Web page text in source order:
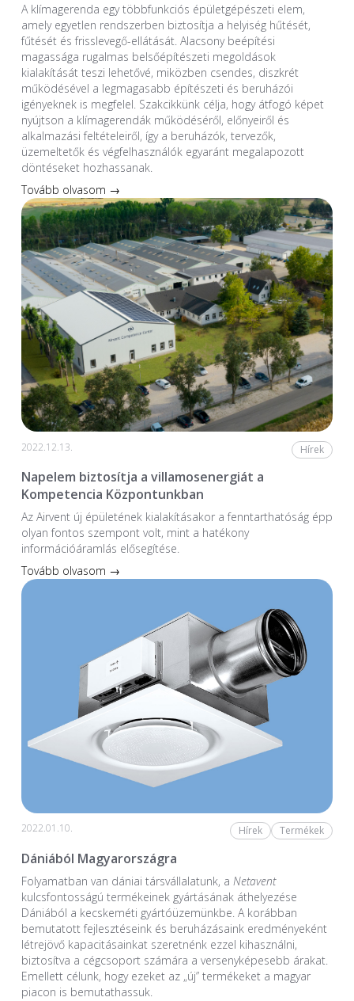
A klímagerenda egy többfunkciós épületgépészeti elem,
amely egyetlen rendszerben biztosítja a helyiség hűtését,
fűtését és frisslevegő-ellátását. Alacsony beépítési
magassága rugalmas belsőépítészeti megoldások
kialakítását teszi lehetővé, miközben csendes, diszkrét
működésével a legmagasabb építészeti és beruházói
igényeknek is megfelel. Szakcikkünk célja, hogy átfogó képet
nyújtson a klímagerendák működéséről, előnyeiről és
alkalmazási feltételeiről, így a beruházók, tervezők,
üzemeltetők és végfelhasználók egyaránt megalapozott
döntéseket hozhassanak.
Tovább olvasom →
2022.12.13. Hírek
Napelem biztosítja a villamosenergiát a
Kompetencia Központunkban
Az Airvent új épületének kialakításakor a fenntarthatóság épp
olyan fontos szempont volt, mint a hatékony
információáramlás elősegítése.
Tovább olvasom →
2022.01.10. Hírek Termékek
Dániából Magyarországra
Folyamatban van dániai társvállalatunk, a Netavent
kulcsfontosságú termékeinek gyártásának áthelyezése
Dániából a kecskeméti gyártóüzemünkbe. A korábban
bemutatott fejlesztéseink és beruházásaink eredményeként
létrejövő kapacitásainkat szeretnénk ezzel kihasználni,
biztosítva a cégcsoport számára a versenyképesebb árakat.
Emellett célunk, hogy ezeket az „új” termékeket a magyar
piacon is bemutathassuk.